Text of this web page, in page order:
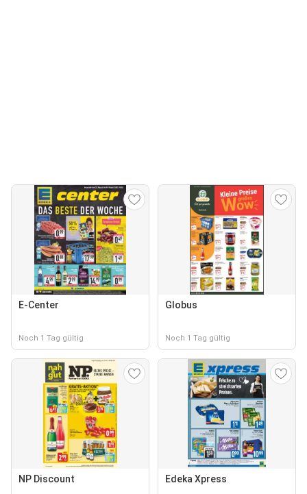
E-Center
Noch 1 Tag gültig
Globus
Noch 1 Tag gültig
NP Discount Edeka Xpress